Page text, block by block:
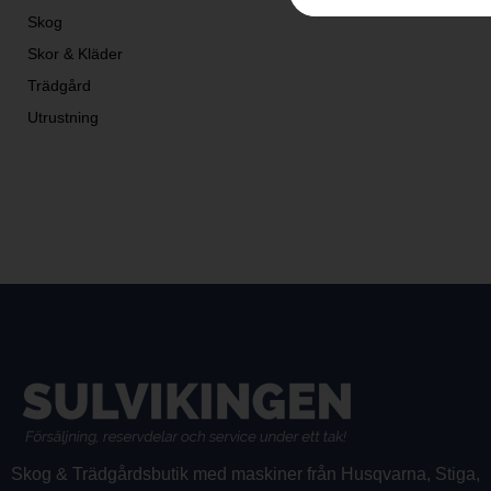
Skog
Skor & Kläder
Trädgård
Utrustning
Skog & Trädgårdsbutik med maskiner från Husqvarna, Stiga,